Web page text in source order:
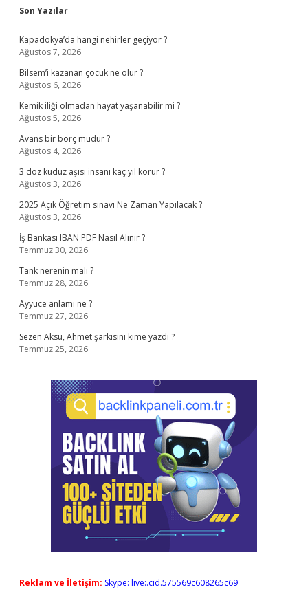
Sidebar
Son Yazılar
Kapadokya’da hangi nehirler geçiyor ?
Ağustos 7, 2026
Bilsem’i kazanan çocuk ne olur ?
Ağustos 6, 2026
Kemik iliği olmadan hayat yaşanabilir mi ?
Ağustos 5, 2026
Avans bir borç mudur ?
Ağustos 4, 2026
3 doz kuduz aşısı insanı kaç yıl korur ?
Ağustos 3, 2026
2025 Açık Öğretim sınavı Ne Zaman Yapılacak ?
Ağustos 3, 2026
İş Bankası IBAN PDF Nasıl Alınır ?
Temmuz 30, 2026
Tank nerenin malı ?
Temmuz 28, 2026
Ayyuce anlamı ne ?
Temmuz 27, 2026
Sezen Aksu, Ahmet şarkısını kime yazdı ?
Temmuz 25, 2026
Reklam ve İletişim: Skype: live:.cid.575569c608265c69